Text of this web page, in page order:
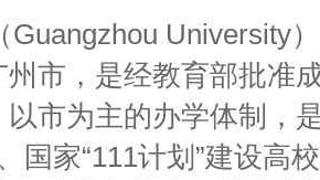
Guangzhou University
市，是经教育部批准
市为主的办学体制，
国家“111计划”建设高